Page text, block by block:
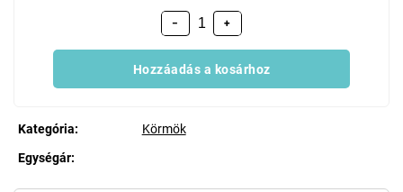
+
−
Hozzáadás a kosárhoz
Kategória:
Körmök
Egységár: